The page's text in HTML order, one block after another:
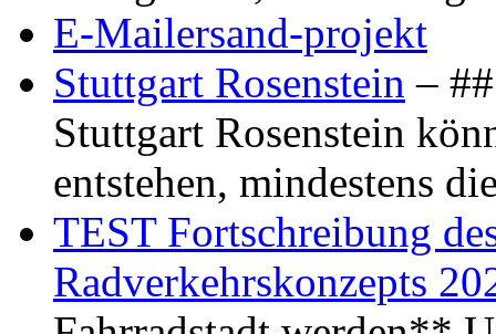
E-Mailersand-projekt
Stuttgart Rosenstein –
Stuttgart Rosenstein
entstehen, mindestens
TEST Fortschreibung
Radverkehrskonzepts